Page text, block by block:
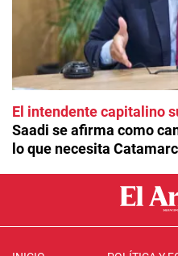
El intendente capitalino
Saadi se afirma como
lo que necesita